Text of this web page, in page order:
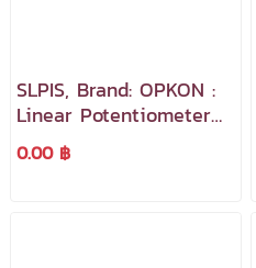
SLPIS, Brand: OPKON :
Linear Potentiometer
Slim Body Series
0.00 ฿